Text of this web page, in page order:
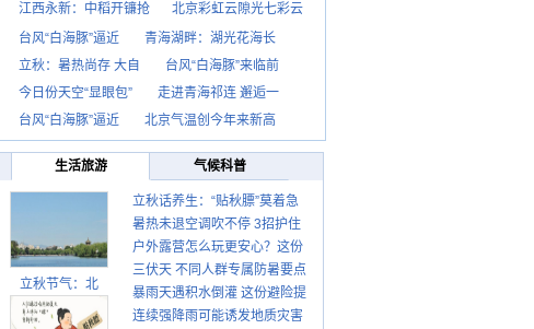
江西永新：中稻开镰抢
北京彩虹云隙光七彩云
台风“白海豚”逼近
青海湖畔：湖光花海长
立秋：暑热尚存 大自
台风“白海豚”来临前
今日份天空“显眼包”
走进青海祁连 邂逅一
台风“白海豚”逼近
北京气温创今年来新高
生活旅游 气候科普
立秋节气：北
立秋话养生：“贴秋膘”莫着急
先清暑再防燥
暑热未退空调吹不停 3招护住
肩颈不酸痛
户外露营怎么玩更安心？这份
攻略请收好
三伏天 不同人群专属防暑要点
请收好
暴雨天遇积水倒灌 这份避险提
示请收好
连续强降雨可能诱发地质灾害